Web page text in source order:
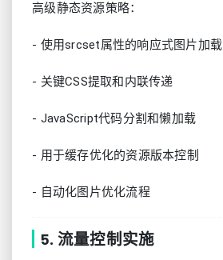
高级静态资源策略：
- 使用srcset属性的响应式图片加载
- 关键CSS提取和内联传递
- JavaScript代码分割和懒加载
- 用于缓存优化的资源版本控制
- 自动化图片优化流程
5. 流量控制实施